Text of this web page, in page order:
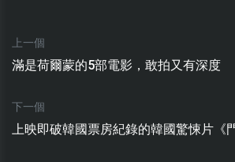
上一個
滿是荷爾蒙的5部電影，敢拍又有深度
下一個
上映即破韓國票房紀錄的韓國驚悚片《